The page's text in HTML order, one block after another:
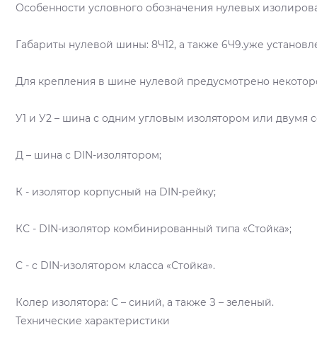
Особенности условного обозначения нулевых
Габариты нулевой шины: 8Ч12, а также 6Ч9.уже
Для крепления в шине нулевой предусмотрено
У1 и У2 – шина с одним угловым изолятором или двумя
Д – шина с DIN-изолятором;
К - изолятор корпусный на DIN-рейку;
КС - DIN-изолятор комбинированный типа «Стойка»;
С - с DIN-изолятором класса «Стойка».
Колер изолятора: С – синий, а также З – зеленый.
Технические характеристики